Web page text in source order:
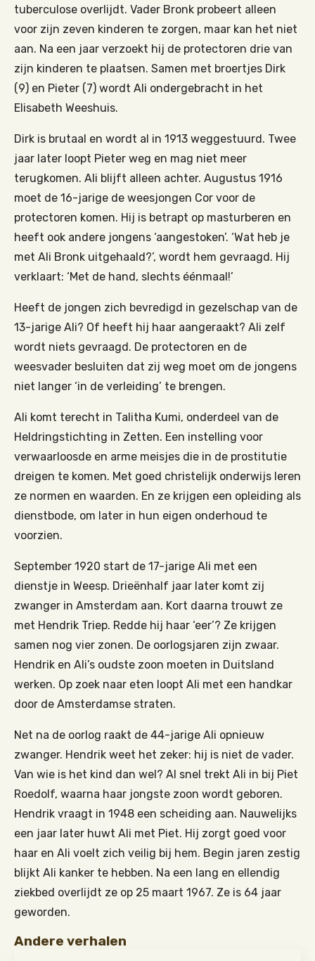
tuberculose overlijdt. Vader Bronk probeert alleen
voor zijn zeven kinderen te zorgen, maar kan het niet
aan. Na een jaar verzoekt hij de protectoren drie van
zijn kinderen te plaatsen. Samen met broertjes Dirk
(9) en Pieter (7) wordt Ali ondergebracht in het
Elisabeth Weeshuis.
Dirk is brutaal en wordt al in 1913 weggestuurd. Twee
jaar later loopt Pieter weg en mag niet meer
terugkomen. Ali blijft alleen achter. Augustus 1916
moet de 16-jarige de weesjongen Cor voor de
protectoren komen. Hij is betrapt op masturberen en
heeft ook andere jongens ‘aangestoken’. ‘Wat heb je
met Ali Bronk uitgehaald?’, wordt hem gevraagd. Hij
verklaart: ‘Met de hand, slechts éénmaal!’
Heeft de jongen zich bevredigd in gezelschap van de
13-jarige Ali? Of heeft hij haar aangeraakt? Ali zelf
wordt niets gevraagd. De protectoren en de
weesvader besluiten dat zij weg moet om de jongens
niet langer ‘in de verleiding’ te brengen.
Ali komt terecht in Talitha Kumi, onderdeel van de
Heldringstichting in Zetten. Een instelling voor
verwaarloosde en arme meisjes die in de prostitutie
dreigen te komen. Met goed christelijk onderwijs leren
ze normen en waarden. En ze krijgen een opleiding als
dienstbode, om later in hun eigen onderhoud te
voorzien.
September 1920 start de 17­-jarige Ali met een
dienstje in Weesp. Drieënhalf jaar later komt zij
zwanger in Amsterdam aan. Kort daarna trouwt ze
met Hendrik Triep. Redde hij haar ‘eer’? Ze krijgen
samen nog vier zonen. De oorlogsjaren zijn zwaar.
Hendrik en Ali’s oudste zoon moeten in Duitsland
werken. Op zoek naar eten loopt Ali met een handkar
door de Amsterdamse straten.
Net na de oorlog raakt de 44-­jarige Ali opnieuw
zwanger. Hendrik weet het zeker: hij is niet de vader.
Van wie is het kind dan wel? Al snel trekt Ali in bij Piet
Roedolf, waarna haar jongste zoon wordt geboren.
Hendrik vraagt in 1948 een scheiding aan. Nauwelijks
een jaar later huwt Ali met Piet. Hij zorgt goed voor
haar en Ali voelt zich veilig bij hem. Begin jaren zestig
blijkt Ali kanker te hebben. Na een lang en ellendig
ziekbed overlijdt ze op 25 maart 1967. Ze is 64 jaar
geworden.
Andere verhalen